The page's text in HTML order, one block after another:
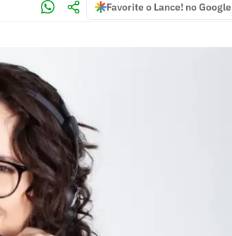
Favorite o Lance! no Google